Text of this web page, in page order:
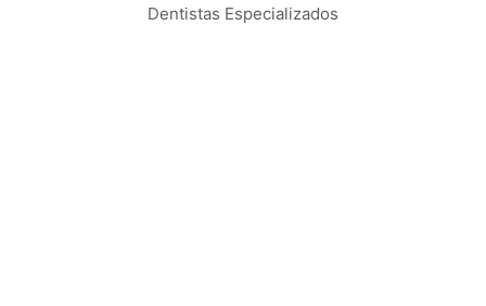
Dentistas Especializados